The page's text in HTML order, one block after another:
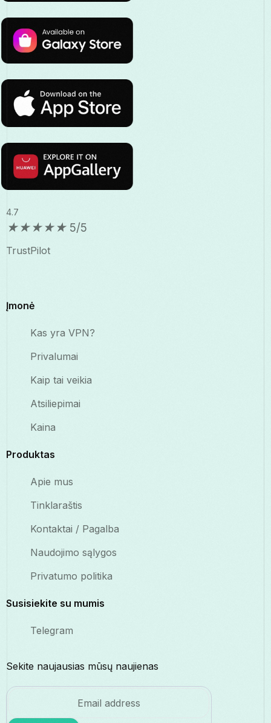
4.7
★★★★★ 5/5
TrustPilot
Įmonė
Kas yra VPN?
Privalumai
Kaip tai veikia
Atsiliepimai
Kaina
Produktas
Apie mus
Tinklaraštis
Kontaktai / Pagalba
Naudojimo sąlygos
Privatumo politika
Susisiekite su mumis
Telegram
Sekite naujausias mūsų naujienas